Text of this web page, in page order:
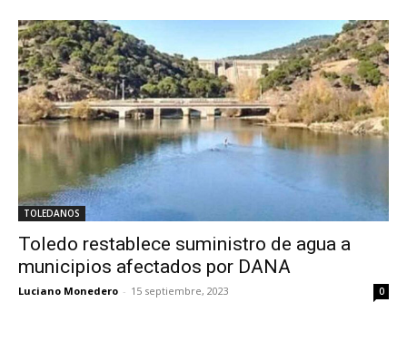
TOLEDANOS
Toledo restablece suministro de agua a
municipios afectados por DANA
Luciano Monedero - 15 septiembre, 2023 0